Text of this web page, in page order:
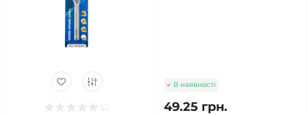
В наявності
49.25 грн.